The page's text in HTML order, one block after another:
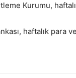
Kurumu,
haftalık para